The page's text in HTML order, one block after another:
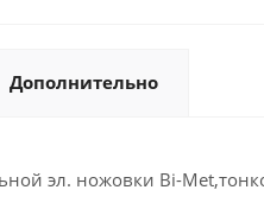
Дополнительно
эл. ножовки Bi-